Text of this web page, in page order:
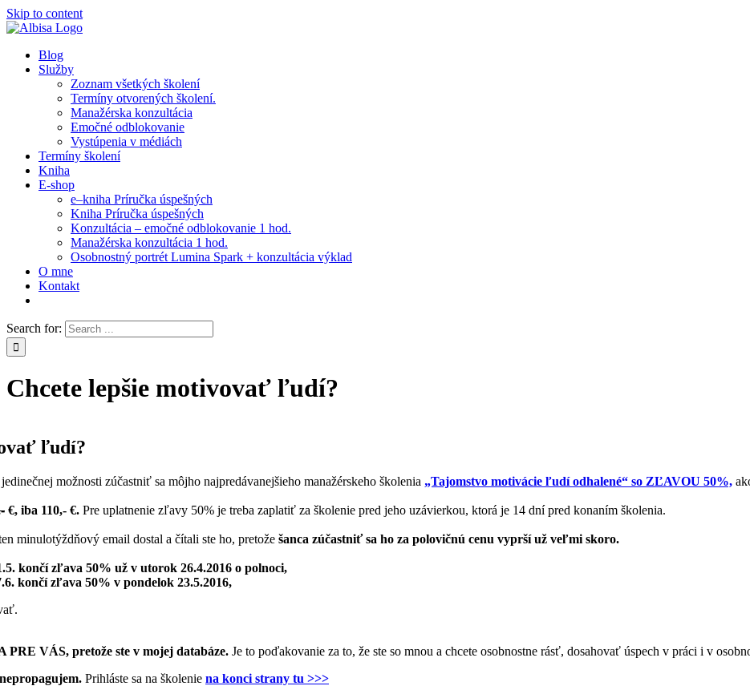
Skip to content
Blog
Služby
Zoznam všetkých školení
Termíny otvorených školení.
Manažérska konzultácia
Emočné odblokovanie
Vystúpenia v médiách
Termíny školení
Kniha
E-shop
e–kniha Príručka úspešných
Kniha Príručka úspešných
Konzultácia – emočné odblokovanie 1 hod.
Manažérska konzultácia 1 hod.
Osobnostný portrét Lumina Spark + konzultácia výklad
O mne
Kontakt
Search for:
Chcete lepšie motivovať ľudí?
ľudí?
možnosti zúčastniť sa môjho najpredávanejšieho manažérskeho školenia „Tajomstvo motivácie ľudí odhalené“ so ZĽAVOU 50%,
€, iba 110,- €. Pre uplatnenie zľavy 50% je treba zaplatiť za školenie pred jeho uzávierkou, ktorá je 14 dní pred konaním školenia.
minulotýždňový email dostal a čítali ste ho, pretože šanca zúčastniť sa ho za polovičnú cenu vyprší už veľmi skoro.
končí zľava 50% už v utorok 26.4.2016 o polnoci,
končí zľava 50% v pondelok 23.5.2016,
VÁS, pretože ste v mojej databáze. Je to poďakovanie za to, že ste so mnou a chcete osobnostne rásť, dosahovať úspech v práci i v
Prihláste sa na školenie na konci strany tu >>>